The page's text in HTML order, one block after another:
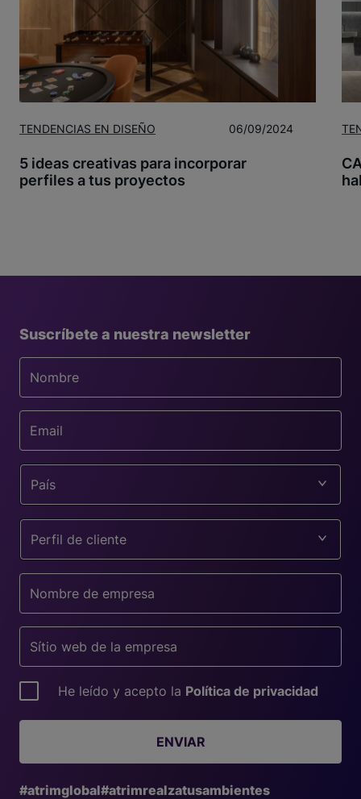
TENDENCIAS EN DISEÑO 06/09/2024
5 ideas creativas para incorporar
perfiles a tus proyectos
Suscríbete a nuestra newsletter
País
Perfil de cliente
He leído y acepto la Política de privacidad
ENVIAR
#atrimglobal#atrimrealzatusambientes